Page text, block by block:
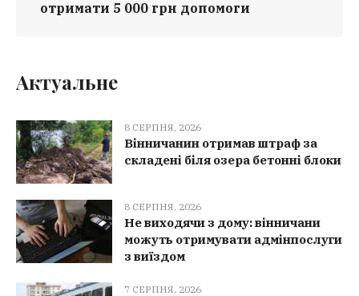
отримати 5 000 грн допомоги
Актуальне
8 СЕРПНЯ, 2026
Вінничанин отримав штраф за
складені біля озера бетонні блоки
8 СЕРПНЯ, 2026
Не виходячи з дому: вінничани
можуть отримувати адмінпослуги
з виїздом
7 СЕРПНЯ, 2026